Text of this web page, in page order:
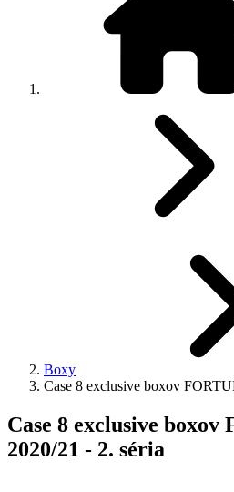
Boxy
Case 8 exclusive boxov
Case 8 exclusive
2020/21 - 2. séria